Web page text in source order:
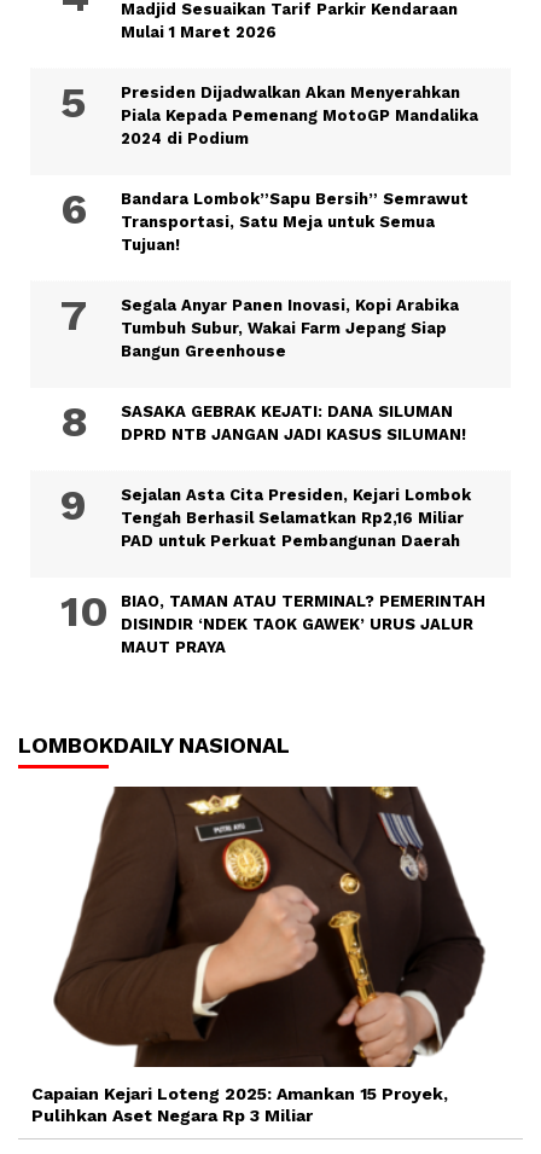
Madjid Sesuaikan Tarif Parkir Kendaraan
Mulai 1 Maret 2026
Presiden Dijadwalkan Akan Menyerahkan
Piala Kepada Pemenang MotoGP Mandalika
2024 di Podium
Bandara Lombok”Sapu Bersih” Semrawut
Transportasi, Satu Meja untuk Semua
Tujuan!
Segala Anyar Panen Inovasi, Kopi Arabika
Tumbuh Subur, Wakai Farm Jepang Siap
Bangun Greenhouse
SASAKA GEBRAK KEJATI: DANA SILUMAN
DPRD NTB JANGAN JADI KASUS SILUMAN!
Sejalan Asta Cita Presiden, Kejari Lombok
Tengah Berhasil Selamatkan Rp2,16 Miliar
PAD untuk Perkuat Pembangunan Daerah
BIAO, TAMAN ATAU TERMINAL? PEMERINTAH
DISINDIR ‘NDEK TAOK GAWEK’ URUS JALUR
MAUT PRAYA
LOMBOKDAILY NASIONAL
Capaian Kejari Loteng 2025: Amankan 15 Proyek,
Pulihkan Aset Negara Rp 3 Miliar